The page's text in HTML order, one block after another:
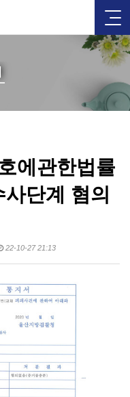
에관한법률
단계 혐의
22-10-27 21:13